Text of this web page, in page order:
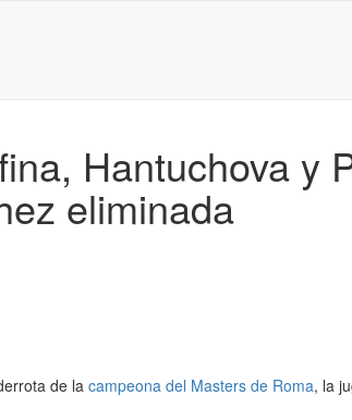
Hantuchova y
eliminada
de la campeona del Masters de Roma, la